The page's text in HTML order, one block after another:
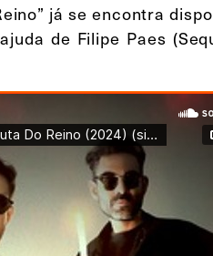
já se encontra
de Filipe Paes